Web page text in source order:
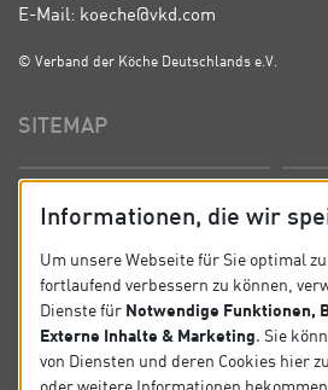
E-Mail: koeche@vkd.com
© Verband der Köche Deutschlands e.V.
SITEMAP
News
Datenschutz
Informationen, die wir
Um unsere Webseite für Sie optimal
fortlaufend verbessern zu können,
Dienste für Notwendige Funktionen,
Externe Inhalte & Marketing. Sie
von Diensten und deren Cookies hier
oder weitere Informationen